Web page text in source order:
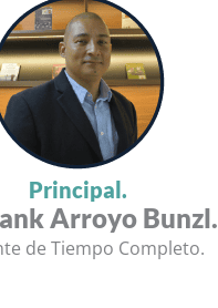
Principal.
Arroyo Bunzl.
de Tiempo Completo.